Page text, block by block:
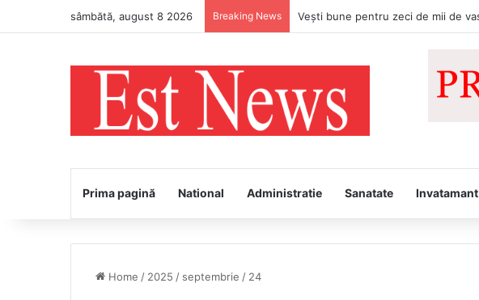
sâmbătă, august 8 2026 Breaking News
Prima pagină National Administratie Sanatate Invatamant
Home / 2025 / septembrie / 24